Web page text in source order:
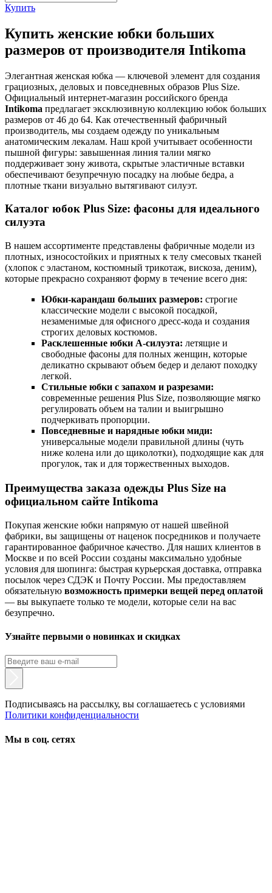
Купить
Купить женские юбки больших
размеров от производителя Intikoma
Элегантная женская юбка — ключевой элемент для создания
грациозных, деловых и повседневных образов Plus Size.
Официальный интернет-магазин российского бренда
Intikoma предлагает эксклюзивную коллекцию юбок больших
размеров от 46 до 64. Как отечественный фабричный
производитель, мы создаем одежду по уникальным
анатомическим лекалам. Наш крой учитывает особенности
пышной фигуры: завышенная линия талии мягко
поддерживает зону живота, скрытые эластичные вставки
обеспечивают безупречную посадку на любые бедра, а
плотные ткани визуально вытягивают силуэт.
Каталог юбок Plus Size: фасоны для идеального
силуэта
В нашем ассортименте представлены фабричные модели из
плотных, износостойких и приятных к телу смесовых тканей
(хлопок с эластаном, костюмный трикотаж, вискоза, деним),
которые прекрасно сохраняют форму в течение всего дня:
Юбки-карандаш больших размеров: строгие
классические модели с высокой посадкой,
незаменимые для офисного дресс-кода и создания
строгих деловых костюмов.
Расклешенные юбки А-силуэта: летящие и
свободные фасоны для полных женщин, которые
деликатно скрывают объем бедер и делают походку
легкой.
Стильные юбки с запахом и разрезами:
современные решения Plus Size, позволяющие мягко
регулировать объем на талии и выигрышно
подчеркивать пропорции.
Повседневные и нарядные юбки миди:
универсальные модели правильной длины (чуть
ниже колена или до щиколотки), подходящие как для
прогулок, так и для торжественных выходов.
Преимущества заказа одежды Plus Size на
официальном сайте Intikoma
Покупая женские юбки напрямую от нашей швейной
фабрики, вы защищены от наценок посредников и получаете
гарантированное фабричное качество. Для наших клиентов в
Москве и по всей России созданы максимально удобные
условия для шопинга: быстрая курьерская доставка, отправка
посылок через СДЭК и Почту России. Мы предоставляем
обязательную возможность примерки вещей перед оплатой
— вы выкупаете только те модели, которые сели на вас
безупречно.
Узнайте первыми о новинках и скидках
Подписываясь на рассылку, вы соглашаетесь с условиями
Политики конфиденциальности
Мы в соц. сетях